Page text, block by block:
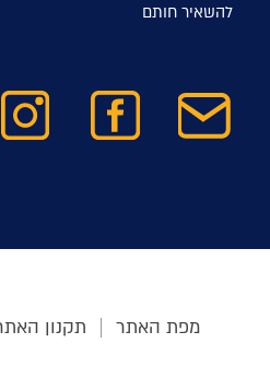
להשאיר חותם
מפת האתר תקנון